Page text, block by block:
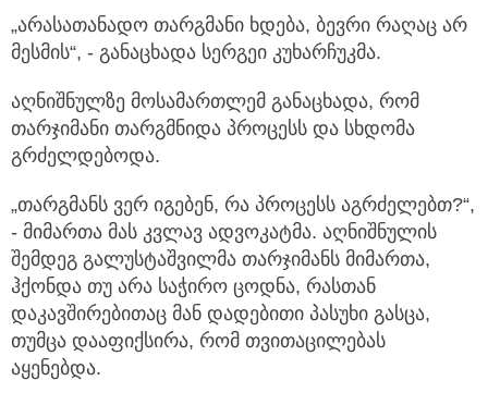
„არასათანადო თარგმანი ხდება, ბევრი რაღაც არ
მესმის“, - განაცხადა სერგეი კუხარჩუკმა.
აღნიშნულზე მოსამართლემ განაცხადა, რომ
თარჯიმანი თარგმნიდა პროცესს და სხდომა
გრძელდებოდა.
„თარგმანს ვერ იგებენ, რა პროცესს აგრძელებთ?“,
- მიმართა მას კვლავ ადვოკატმა. აღნიშნულის
შემდეგ გალუსტაშვილმა თარჯიმანს მიმართა,
ჰქონდა თუ არა საჭირო ცოდნა, რასთან
დაკავშირებითაც მან დადებითი პასუხი გასცა,
თუმცა დააფიქსირა, რომ თვითაცილებას
აყენებდა.